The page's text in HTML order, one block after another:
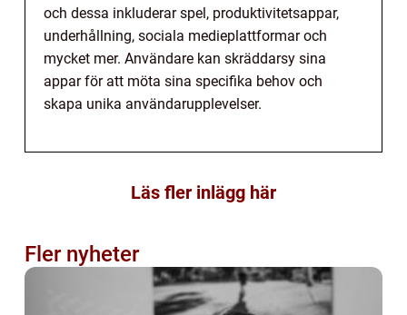
och dessa inkluderar spel, produktivitetsappar,
underhållning, sociala medieplattformar och
mycket mer. Användare kan skräddarsy sina
appar för att möta sina specifika behov och
skapa unika användarupplevelser.
Läs fler inlägg här
Fler nyheter